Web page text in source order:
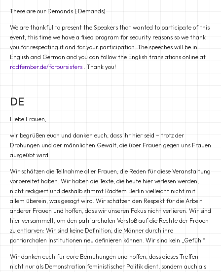
These are our Demands ( Demands)
We are thankful to present the Speakers that wanted to participate of this
event, this time we have a fixed program for security reasons so we thank
you for respecting it and for your participation. The speeches will be in
English and German and you can follow the English translations online at
radfember.de/foroursisters . Thank you!
DE
Liebe Frauen,
wir begrüßen euch und danken euch, dass ihr hier seid – trotz der
Drohungen und der männlichen Gewalt, die über Frauen gegen uns Frauen
ausgeübt wird.
Wir schätzen die Teilnahme aller Frauen, die Reden für diese Veranstaltung
vorbereitet haben. Wir haben die Texte, die heute hier verlesen werden,
nicht redigiert und deshalb stimmt Radfem Berlin vielleicht nicht mit
allem überein, was gesagt wird. Wir schätzen den Respekt für die Arbeit
anderer Frauen und hoffen, dass wir unseren Fokus nicht verlieren. Wir sind
hier versammelt, um den patriarchalen Vorstoß auf die Rechte der Frauen
zu entlarven: Wir sind keine Definition, die Männer durch ihre
patriarchalen Institutionen neu definieren können. Wir sind kein „Gefühl“.
Wir danken euch für eure Bemühungen und hoffen, dass dieses Treffen
nicht nur als Demonstration feministischer Politik dient, sondern auch als